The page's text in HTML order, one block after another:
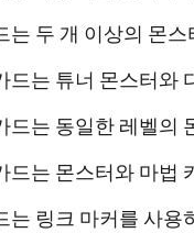
는 두 개 이상의 몬
드는 튜너 몬스터와
드는 동일한 레벨의
드는 몬스터와 마법
는 링크 마커를 사용